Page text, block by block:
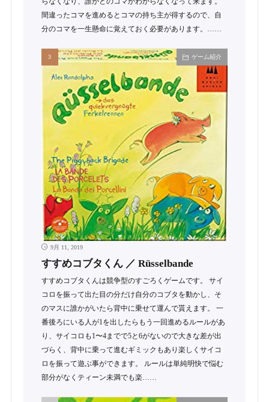
らなくなり、誰がどのコマかわからなくなって来ます。
間違ったコマを進めるとコマの持ち主が得するので、自
分のコマを一生懸命に覚えておく必要があります。……
ゲーム紹介
9月 11, 2019
すすめコブタくん ／ Rüsselbande
すすめコブタくんは競争型のすごろくゲームです。 サイ
コロを振って出た目の分だけ自分のコブタを動かし、そ
のマスに誰かがいたら背中に乗せて運んで貰えます。 一
番後ろにいる人が1を出したらもう一回進めるルールがあ
り、サイコロも1〜4までで5と6がないので大きな差が出
づらく、背中に乗って進むギミックもあり楽しくサイコ
ロを振って遊ぶ事ができます。 ルールは単純明快で悩む
部分がなくティーン未満でも楽……